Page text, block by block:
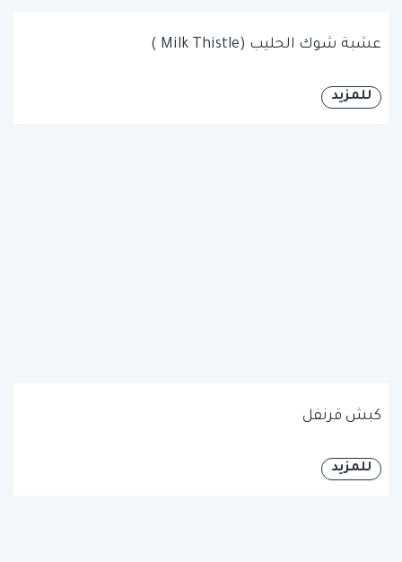
عشبة شوك الحليب (Milk Thistle )
للمزيد
كبش قرنفل
للمزيد